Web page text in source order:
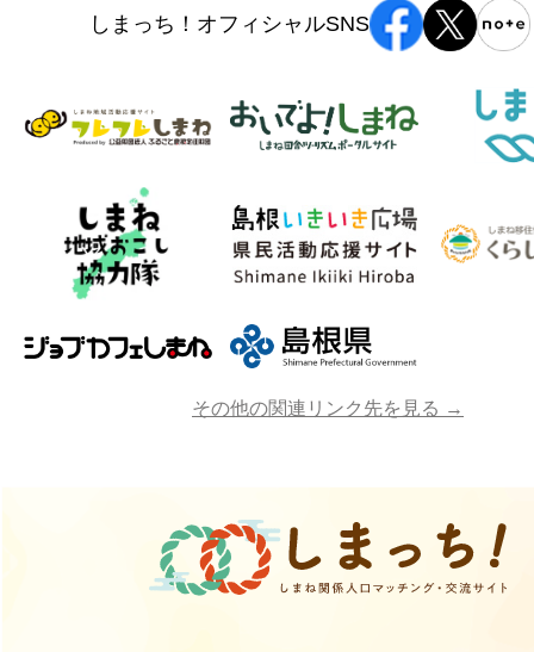
しまっち！オフィシャルSNS
その他の関連リンク先を見る →